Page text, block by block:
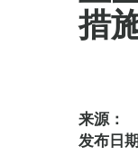
措
来源：
发布日